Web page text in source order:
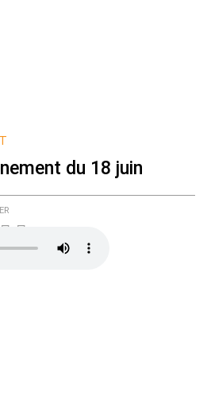
du 18 juin